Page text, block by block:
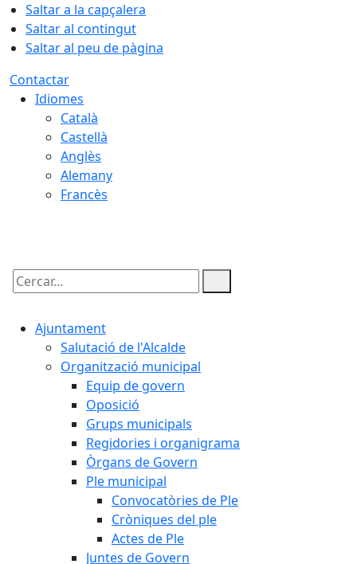
Saltar a la capçalera
Saltar al contingut
Saltar al peu de pàgina
Contactar
Idiomes
Català
Castellà
Anglès
Alemany
Francès
Cercar:
Ajuntament
Salutació de l'Alcalde
Organització municipal
Equip de govern
Oposició
Grups municipals
Regidories i organigrama
Òrgans de Govern
Ple municipal
Convocatòries de Ple
Cròniques del ple
Actes de Ple
Juntes de Govern